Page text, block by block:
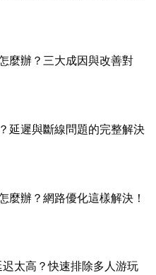
麼辦？三大成因與改善對
延遲與斷線問題的完整解決
麼辦？網路優化這樣解決！
太高？快速排除多人游玩